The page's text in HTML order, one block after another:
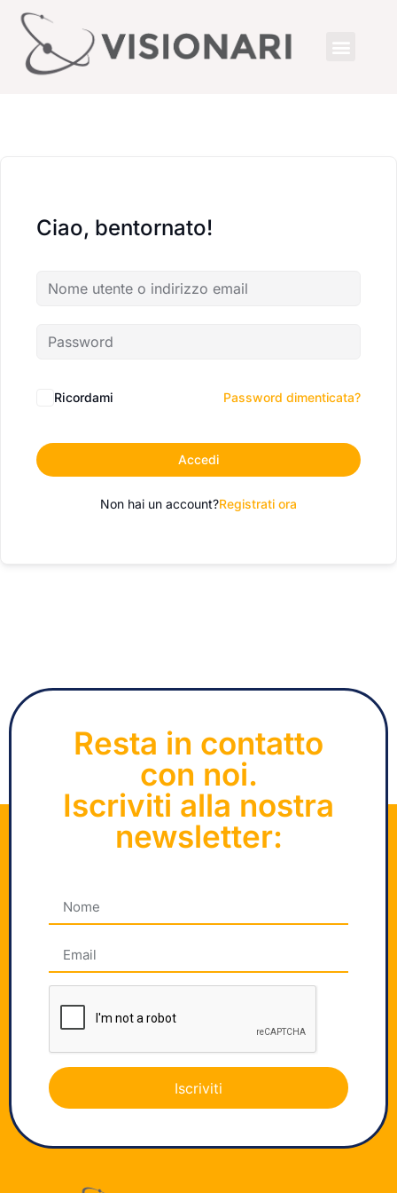
Ciao, bentornato!
Ricordami Password dimenticata?
Accedi
Non hai un account?Registrati ora
Resta in contatto
con noi.
Iscriviti alla nostra
newsletter:
Iscriviti